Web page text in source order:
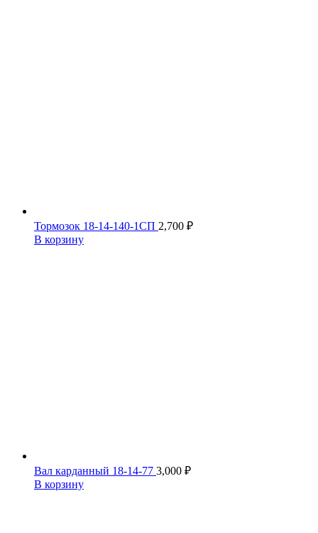
Тормозок 18-14-140-1СП 2,700 ₽
В корзину
Вал карданный 18-14-77 3,000 ₽
В корзину